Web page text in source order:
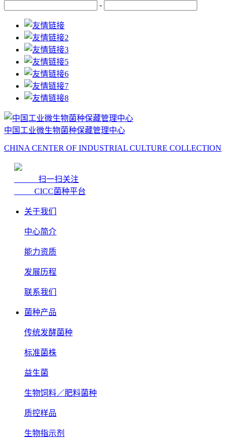
-
中国工业微生物菌种保藏管理中心
CHINA CENTER OF INDUSTRIAL CULTURE COLLECTION
扫一扫关注
CICC菌种平台
关于我们
中心简介
能力资质
发展历程
联系我们
菌种产品
传统发酵菌种
标准菌株
益生菌
生物饲料／肥料菌种
质控样品
生物指示剂